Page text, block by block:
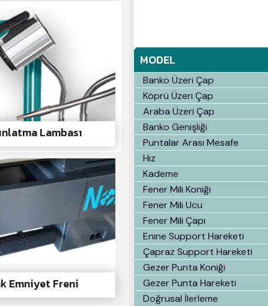
Lambası
Emniyet Freni
MODEL
Banko Üzeri Çap
Köprü Üzeri Çap
Araba Üzeri Çap
Banko Genişliği
Puntalar Arası Mesafe
Hız
Kademe
Fener Mili Koniği
Fener Mili Ucu
Fener Mili Çapı
Enine Support Hareketi
Çapraz Support Hareketi
Gezer Punta Koniği
Gezer Punta Hareketi
Doğrusal İlerleme